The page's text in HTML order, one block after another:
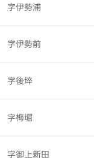
字伊勢浦
字伊勢前
字後埣
字梅堀
字御上新田